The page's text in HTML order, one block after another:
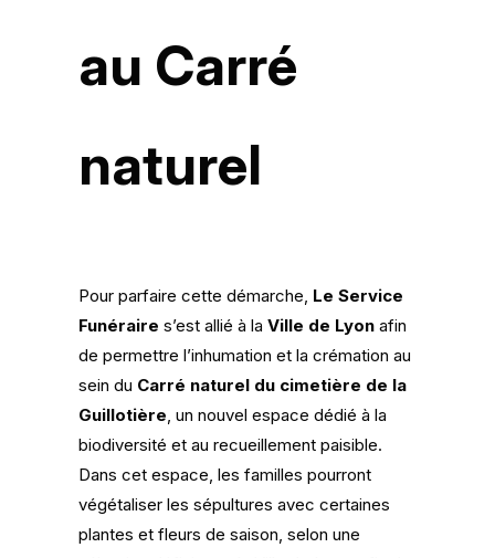
au Carré
naturel
Pour parfaire cette démarche, Le Service
Funéraire s’est allié à la Ville de Lyon afin
de permettre l’inhumation et la crémation au
sein du Carré naturel du cimetière de la
Guillotière , un nouvel espace dédié à la
biodiversité et au recueillement paisible.
Dans cet espace, les familles pourront
végétaliser les sépultures avec certaines
plantes et fleurs de saison, selon une